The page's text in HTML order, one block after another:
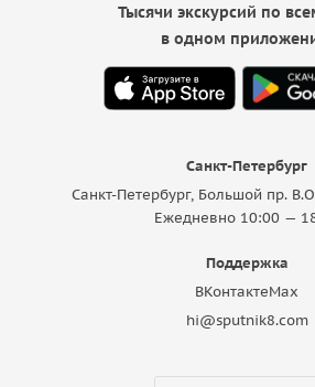
Санкт-Петербург
Санкт-Петербург, Большой пр.
Ежедневно 10:00 —
Поддержка
ВКонтактеMax
hi@sputnik8.com
Тысячи экскурсий по
в одном